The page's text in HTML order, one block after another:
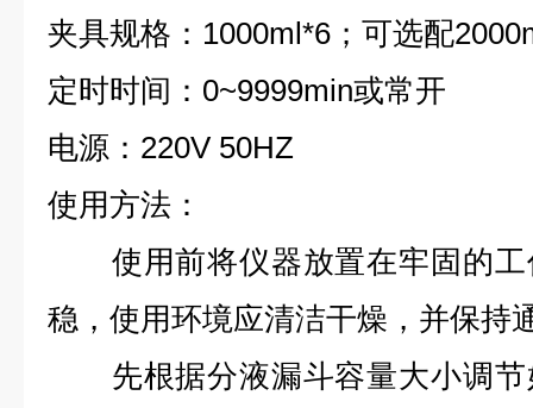
夹具规格：1000ml*6；可选配
定时时间：0~9999min或常开
电源：220V 50HZ
使用方法：
使用前将仪器放置在牢固的工
稳，使用环境应清洁干燥，并保持
先根据分液漏斗容量大小调节